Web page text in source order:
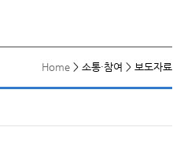
Home > 소통·참여 > 보도자료